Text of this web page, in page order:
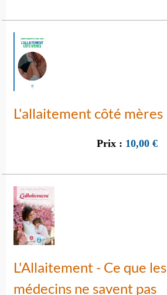
L'allaitement côté mères
Prix : 10,00 €
L'Allaitement - Ce que les
médecins ne savent pas